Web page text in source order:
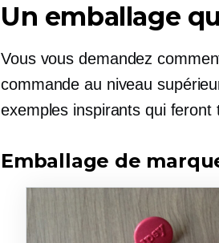
Un emballage
Vous vous demandez
commande au niveau
exemples inspirants qui
Emballage de